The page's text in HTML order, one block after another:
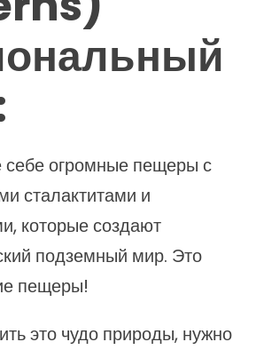
себе огромные пещеры с
сталактитами и
которые создают
подземный мир. Это
пещеры!
это чудо природы, нужно